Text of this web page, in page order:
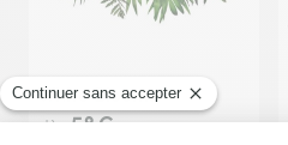
White Blooms
dès 58€